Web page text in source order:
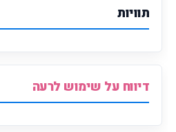
תוויות
דיווח על שימוש לרעה